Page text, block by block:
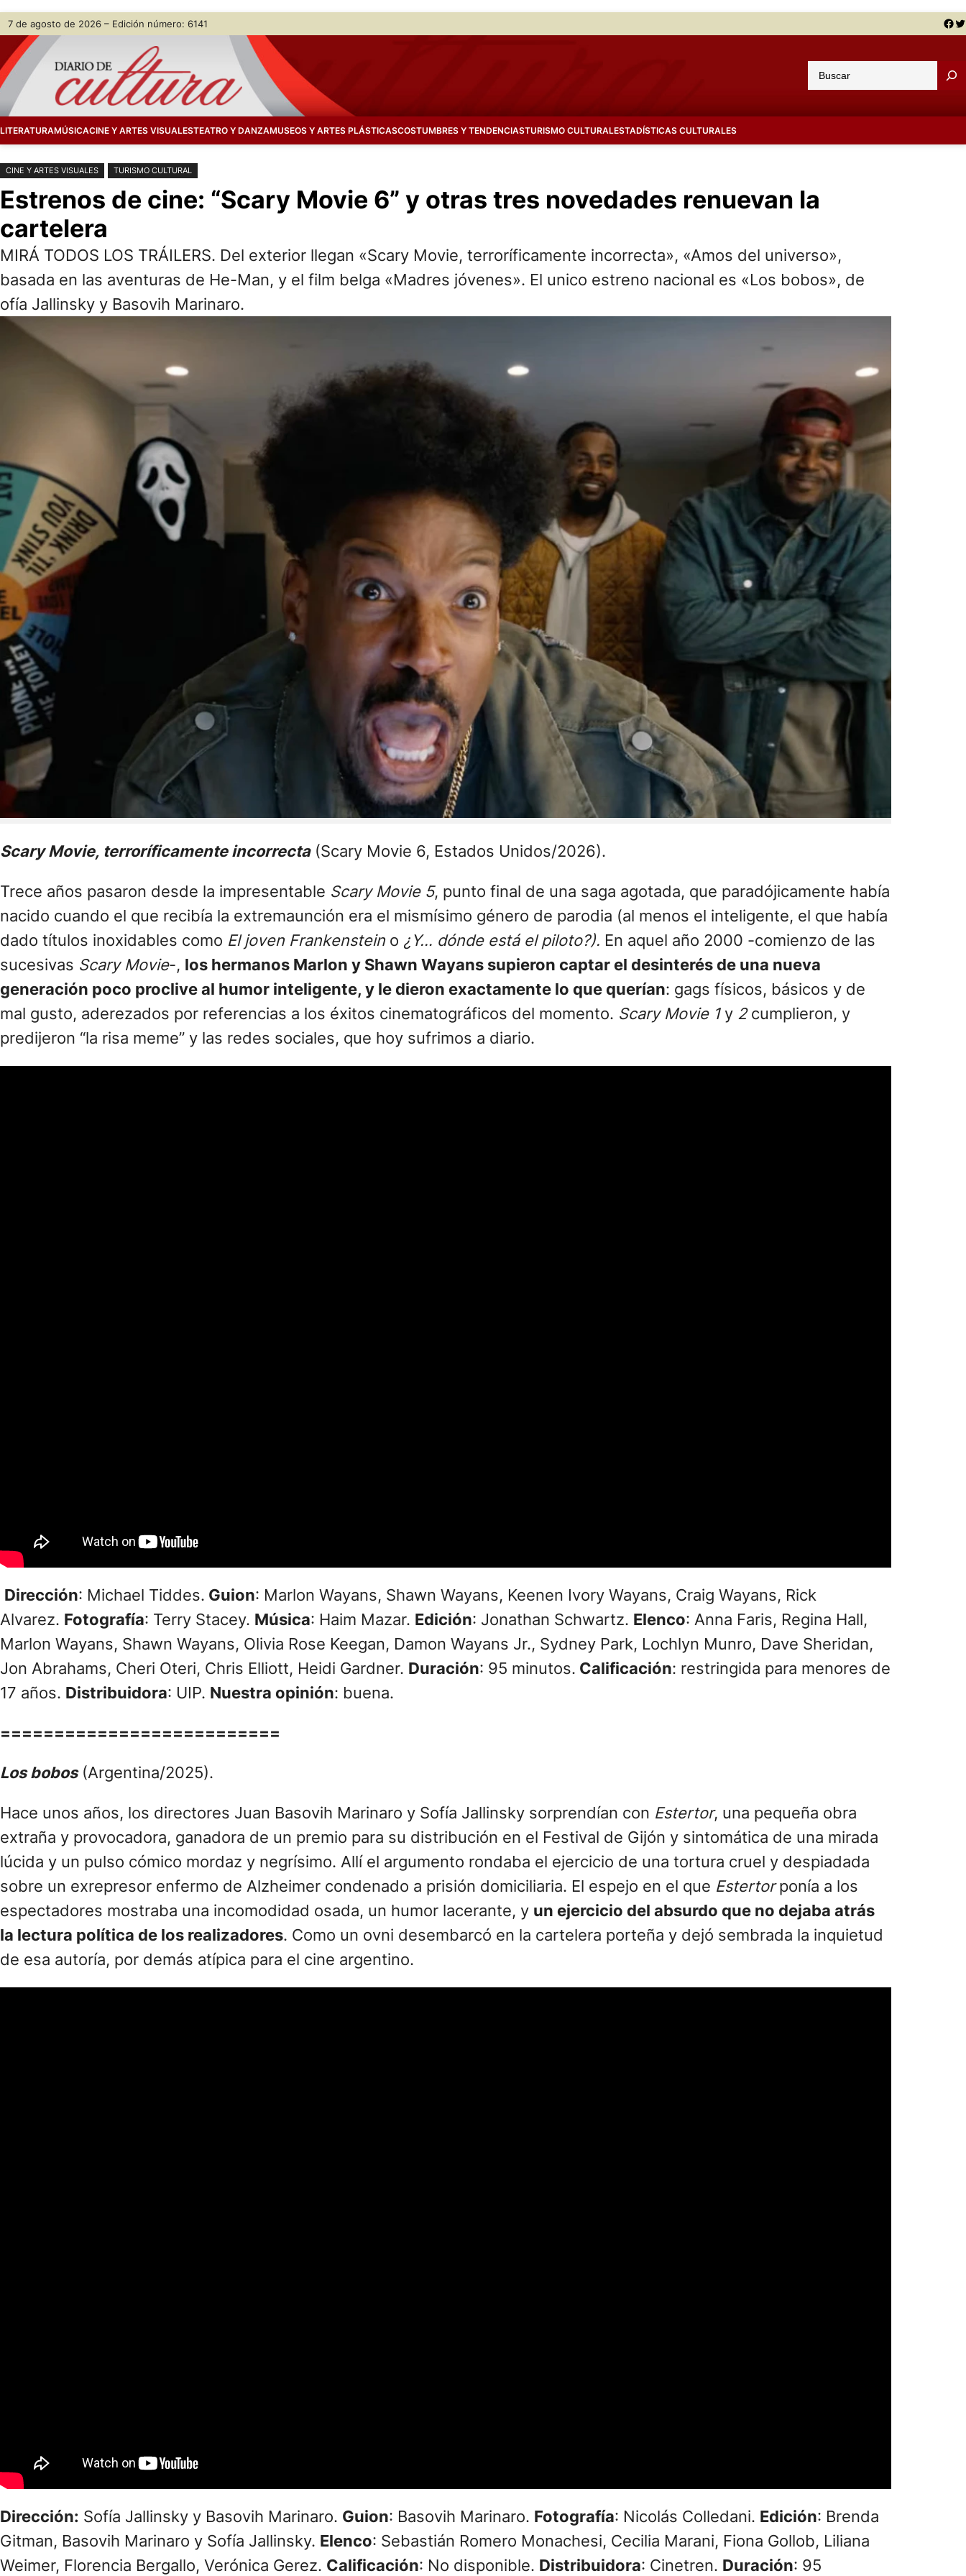
Saltar
contenido
Skip
content
7 de agosto de 2026 – Edición número: 6141 Facebook Twitter
u
a
LITERATURAMÚSICACINE Y ARTES VISUALESTEATRO Y DANZAMUSEOS Y ARTES PLÁSTICASCOSTUMBRES Y TENDENCIASTURISMO CULTURALESTADÍSTICAS CULTURALES
CINE Y ARTES VISUALES TURISMO CULTURAL
Estrenos de cine: “Scary Movie 6” y otras tres novedades renuevan la
cartelera
MIRÁ TODOS LOS TRÁILERS. Del exterior llegan «Scary Movie, terroríficamente incorrecta», «Amos del universo»,
basada en las aventuras de He-Man, y el film belga «Madres jóvenes». El unico estreno nacional es «Los bobos», de
ofía Jallinsky y Basovih Marinaro.
Scary Movie, terroríficamente incorrecta(Scary Movie 6, Estados Unidos/2026).
Trece años pasaron desde la impresentable Scary Movie 5, punto final de una saga agotada, que paradójicamente había
nacido cuando el que recibía la extremaunción era el mismísimo género de parodia (al menos el inteligente, el que había
dado títulos inoxidables como El joven Frankenstein o ¿Y… dónde está el piloto?). En aquel año 2000 -comienzo de las
sucesivas Scary Movie-, los hermanos Marlon y Shawn Wayans supieron captar el desinterés de una nueva
generación poco proclive al humor inteligente, y le dieron exactamente lo que querían: gags físicos, básicos y de
mal gusto, aderezados por referencias a los éxitos cinematográficos del momento. Scary Movie 1y 2cumplieron, y
predijeron “la risa meme” y las redes sociales, que hoy sufrimos a diario.
Dirección: Michael Tiddes. Guion: Marlon Wayans, Shawn Wayans, Keenen Ivory Wayans, Craig Wayans, Rick
Alvarez. Fotografía: Terry Stacey. Música: Haim Mazar. Edición: Jonathan Schwartz. Elenco: Anna Faris, Regina Hall,
Marlon Wayans, Shawn Wayans, Olivia Rose Keegan, Damon Wayans Jr., Sydney Park, Lochlyn Munro, Dave Sheridan,
Jon Abrahams, Cheri Oteri, Chris Elliott, Heidi Gardner. Duración: 95 minutos. Calificación: restringida para menores de
17 años. Distribuidora: UIP. Nuestra opinión: buena.
==========================
Los bobos(Argentina/2025).
Hace unos años, los directores Juan Basovih Marinaro y Sofía Jallinsky sorprendían con Estertor, una pequeña obra
extraña y provocadora, ganadora de un premio para su distribución en el Festival de Gijón y sintomática de una mirada
lúcida y un pulso cómico mordaz y negrísimo. Allí el argumento rondaba el ejercicio de una tortura cruel y despiadada
sobre un exrepresor enfermo de Alzheimer condenado a prisión domiciliaria. El espejo en el que Estertorponía a los
espectadores mostraba una incomodidad osada, un humor lacerante, y un ejercicio del absurdo que no dejaba atrás
la lectura política de los realizadores. Como un ovni desembarcó en la cartelera porteña y dejó sembrada la inquietud
de esa autoría, por demás atípica para el cine argentino.
Dirección: Sofía Jallinsky y Basovih Marinaro. Guion: Basovih Marinaro. Fotografía: Nicolás Colledani. Edición: Brenda
Gitman, Basovih Marinaro y Sofía Jallinsky. Elenco: Sebastián Romero Monachesi, Cecilia Marani, Fiona Gollob, Liliana
Weimer, Florencia Bergallo, Verónica Gerez. Calificación: No disponible. Distribuidora: Cinetren. Duración: 95